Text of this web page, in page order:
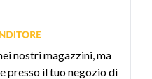
nostri magazzini, ma
presso il tuo negozio di